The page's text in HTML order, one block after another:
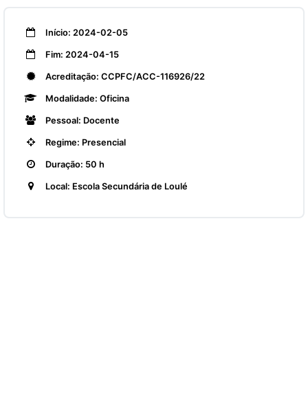
Início: 2024-02-05
Fim: 2024-04-15
Acreditação: CCPFC/ACC-116926/22
Modalidade: Oficina
Pessoal: Docente
Regime: Presencial
Duração: 50 h
Local: Escola Secundária de Loulé